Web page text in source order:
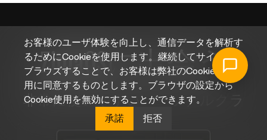
ZimaOSに出会う
非常に使いやすいパーソナルクラ
ウドOS
お客様のユーザ体験を向上し、通信データを解析す
るためにCookieを使用します。継続してサイトを
ブラウズすることで、お客様は弊社のCookieの使
用に同意するものとします。ブラウザの設定から
Cookie使用を無効にすることができます。
承諾
拒否